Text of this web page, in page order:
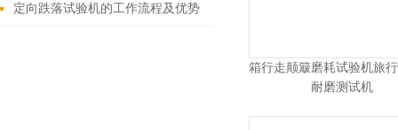
应用场景
定向跌落试验机的工作流程及优势
箱行走颠簸磨耗试验机旅
耐磨测试机